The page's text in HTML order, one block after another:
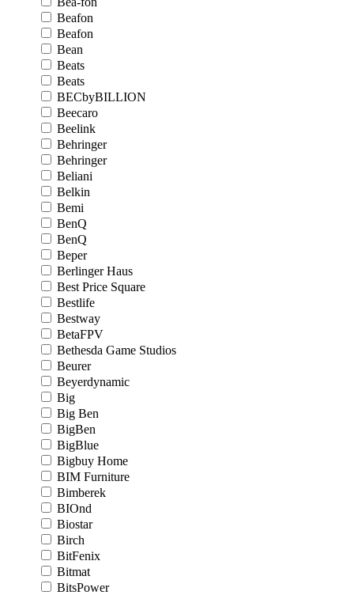
Beafon
Beafon
Bean
Beats
Beats
BECbyBILLION
Beecaro
Beelink
Behringer
Behringer
Beliani
Belkin
Bemi
BenQ
BenQ
Beper
Berlinger Haus
Best Price Square
Bestlife
Bestway
BetaFPV
Bethesda Game Studios
Beurer
Beyerdynamic
Big
Big Ben
BigBen
BigBlue
Bigbuy Home
BIM Furniture
Bimberek
BIOnd
Biostar
Birch
BitFenix
Bitmat
BitsPower